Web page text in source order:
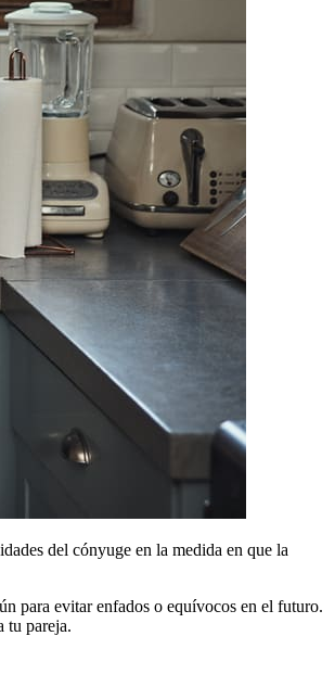
del cónyuge en la medida en que la
para evitar enfados o equívocos en el futuro.
tu pareja.